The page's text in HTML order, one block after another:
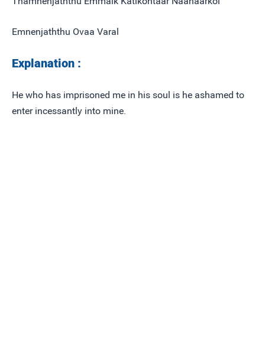
Emnenjaththu Ovaa Varal
Explanation :
He who has imprisoned me in his soul is he ashamed to
enter incessantly into mine.